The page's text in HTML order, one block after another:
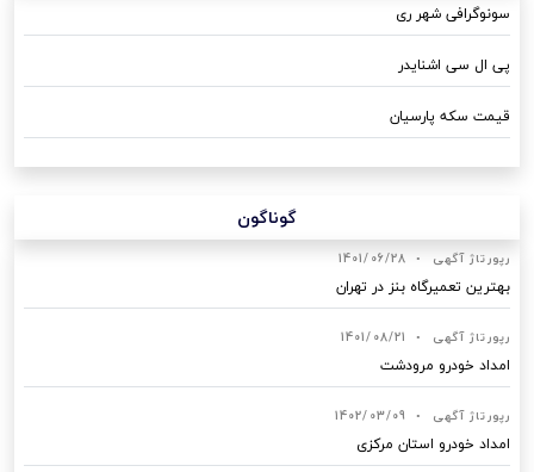
سونوگرافی شهر ری
پی ال سی اشنایدر
قیمت سکه پارسیان
گوناگون
رپورتاژ آگهی •
1401/06/28
بهترین تعمیرگاه بنز در تهران
رپورتاژ آگهی •
1401/08/21
امداد خودرو مرودشت
رپورتاژ آگهی •
1402/03/09
امداد خودرو استان مرکزی